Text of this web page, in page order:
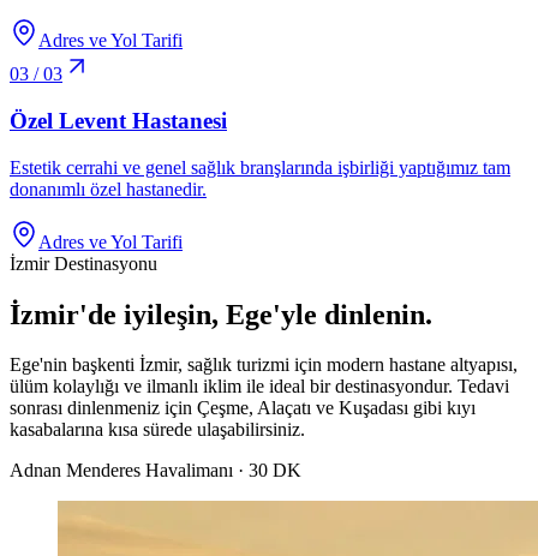
Adres ve Yol Tarifi
03 /03
Özel Levent Hastanesi
Estetik cerrahi ve genel sağlık branşlarında işbirliği yaptığımız tam
donanımlı özel hastanedir.
Adres ve Yol Tarifi
İzmir Destinasyonu
İzmir'de iyileşin, Ege'yle dinlenin.
Ege'nin başkenti İzmir, sağlık turizmi için modern hastane altyapısı,
ülüm kolaylığı ve ilmanlı iklim ile ideal bir destinasyondur. Tedavi
sonrası dinlenmeniz için Çeşme, Alaçatı ve Kuşadası gibi kıyı
kasabalarına kısa sürede ulaşabilirsiniz.
Adnan Menderes Havalimanı · 30 DK